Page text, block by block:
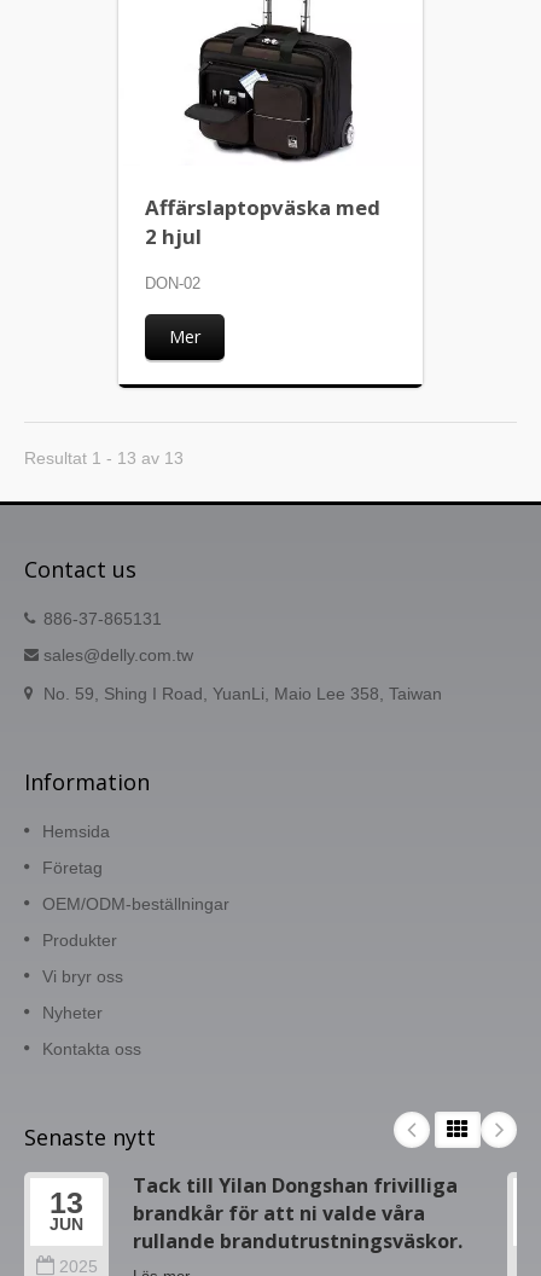
Affärslaptopväska med
2 hjul
DON-02
Mer
Resultat 1 - 13 av 13
Contact us
886-37-865131
sales@delly.com.tw
No. 59, Shing I Road, YuanLi, Maio Lee 358, Taiwan
Information
Hemsida
Företag
OEM/ODM-beställningar
Produkter
Vi bryr oss
Nyheter
Kontakta oss
Senaste nytt
13
JUN
2025
Tack till Yilan Dongshan frivilliga
brandkår för att ni valde våra
rullande brandutrustningsväskor.